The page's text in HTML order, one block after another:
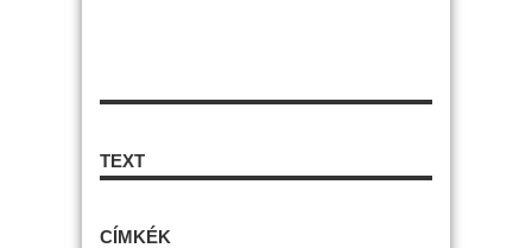
TEXT
CÍMKÉK